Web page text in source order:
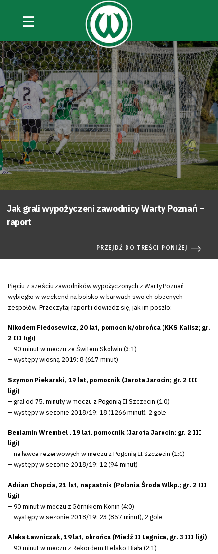
☰
Jak grali wypożyczeni zawodnicy Warty Poznań –
raport
PRZEJDŹ DO TREŚCI PONIŻEJ
Pięciu z sześciu zawodników wypożyczonych z Warty Poznań
wybiegło w weekend na boisko w barwach swoich obecnych
zespołów. Przeczytaj raport i dowiedz się, jak im poszło:
Nikodem Fiedosewicz, 20 lat, pomocnik/obrońca (KKS Kalisz; gr.
2 III ligi)
– 90 minut w meczu ze Świtem Skolwin (3:1)
– występy wiosną 2019: 8 (617 minut)
Szymon Piekarski, 19 lat, pomocnik (Jarota Jarocin; gr. 2 III
ligi)
– grał od 75. minuty w meczu z Pogonią II Szczecin (1:0)
– występy w sezonie 2018/19: 18 (1266 minut), 2 gole
Beniamin Wrembel , 19 lat, pomocnik (Jarota Jarocin; gr. 2 III
ligi)
– na ławce rezerwowych w meczu z Pogonią II Szczecin (1:0)
– występy w sezonie 2018/19: 12 (94 minut)
Adrian Chopcia, 21 lat, napastnik (Polonia Środa Wlkp.; gr. 2 III
ligi)
– 90 minut w meczu z Górnikiem Konin (4:0)
– występy w sezonie 2018/19: 23 (857 minut), 2 gole
Aleks Ławniczak, 19 lat, obrońca (Miedź II Legnica, gr. 3 III ligi)
– 90 minut w meczu z Rekordem Bielsko-Biała (2:1)